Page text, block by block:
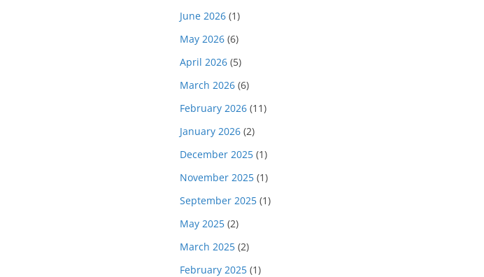
June 2026 (1)
May 2026 (6)
April 2026 (5)
March 2026 (6)
February 2026 (11)
January 2026 (2)
December 2025 (1)
November 2025 (1)
September 2025 (1)
May 2025 (2)
March 2025 (2)
February 2025 (1)